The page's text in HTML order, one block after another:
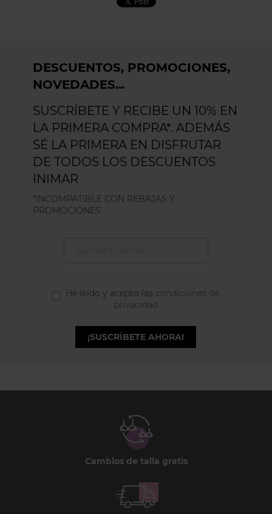
DESCUENTOS, PROMOCIONES,
NOVEDADES...
SUSCRÍBETE Y RECIBE UN 10% EN
LA PRIMERA COMPRA*. ADEMÁS
SÉ LA PRIMERA EN DISFRUTAR
DE TODOS LOS DESCUENTOS
INIMAR
*INCOMPATIBLE CON REBAJAS Y
PROMOCIONES
He leído y acepto las condiciones de
privacidad
¡SUSCRÍBETE AHORA!
Cambios de talla gratis